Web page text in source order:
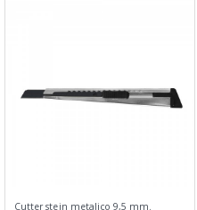
Cutter stein metalico 9,5 mm.